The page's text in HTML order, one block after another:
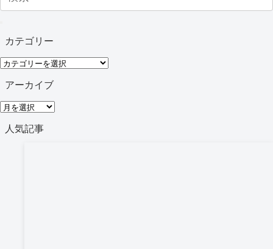
カテゴリー
カ
テ
リ
ー
アーカイブ
ア
人気記事